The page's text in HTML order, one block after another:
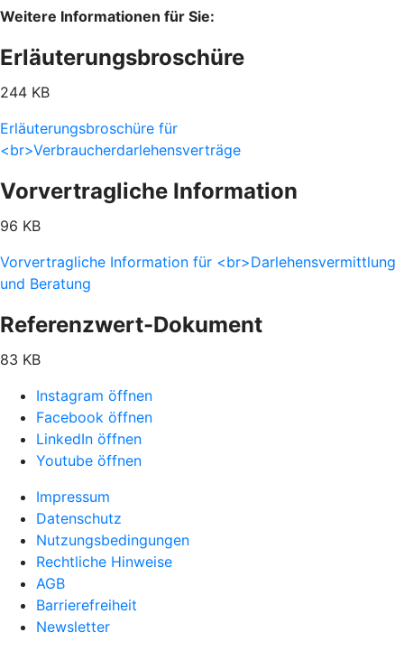
Weitere Informationen für Sie:
Erläuterungsbroschüre
244 KB
Erläuterungsbroschüre für
<br>Verbraucherdarlehensverträge
Vorvertragliche Information
96 KB
Vorvertragliche Information für <br>Darlehensvermittlung
und Beratung
Referenzwert-Dokument
83 KB
Instagram öffnen
Facebook öffnen
LinkedIn öffnen
Youtube öffnen
Impressum
Datenschutz
Nutzungsbedingungen
Rechtliche Hinweise
AGB
Barrierefreiheit
Newsletter